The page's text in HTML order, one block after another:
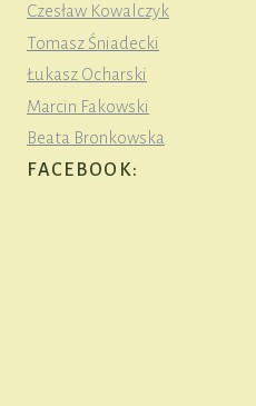
Czesław Kowalczyk
Tomasz Śniadecki
Łukasz Ocharski
Marcin Fakowski
Beata Bronkowska
FACEBOOK: